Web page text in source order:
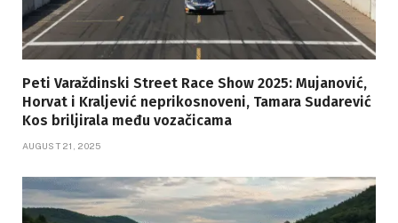
Peti Varaždinski Street Race Show 2025: Mujanović,
Horvat i Kraljević neprikosnoveni, Tamara Sudarević
Kos briljirala među vozačicama
AUGUST 21, 2025